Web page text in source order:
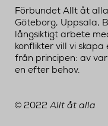
Förbundet Allt åt
Göteborg, Uppsala,
långsiktigt arbete
konflikter vill vi
från principen: av
en efter behov.
© 2022Allt åt alla